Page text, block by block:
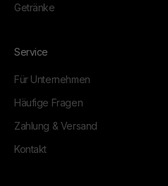
Getränke
Service
Für Unternehmen
Häufige Fragen
Zahlung & Versand
Kontakt